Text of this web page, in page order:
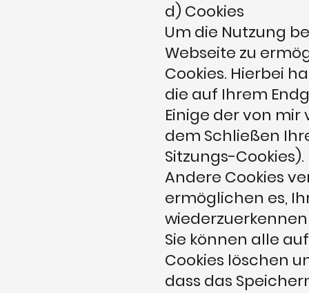
d) Cookies
Um die Nutzung
Webseite zu
Cookies. Hierbei
die auf Ihrem
Einige der von
dem Schließen
Sitzungs-Cookies).
Andere Cookies
ermöglichen es,
Sie können alle
Cookies löschen
dass das